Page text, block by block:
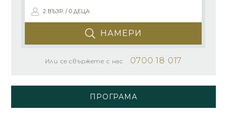
2 ВЪЗР. / 0 ДЕЦА
НАМЕРИ
Или се свържете с нас 0700 18 017
ПРОГРАМА